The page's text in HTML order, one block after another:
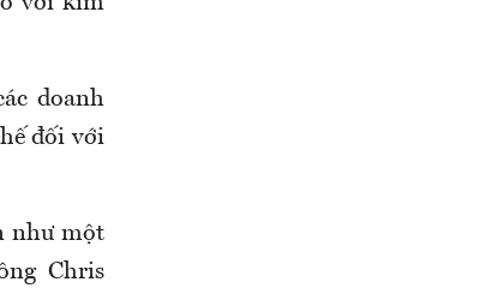
doanh
đối với
như một
Chris